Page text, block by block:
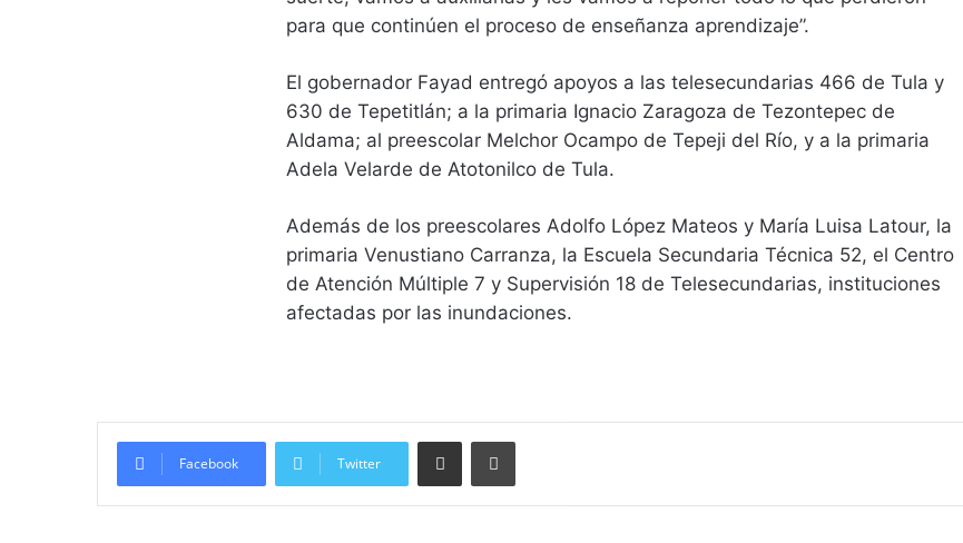
para que continúen el proceso de enseñanza aprendizaje”.
El gobernador Fayad entregó apoyos a las telesecundarias 466 de Tula y
630 de Tepetitlán; a la primaria Ignacio Zaragoza de Tezontepec de
Aldama; al preescolar Melchor Ocampo de Tepeji del Río, y a la primaria
Adela Velarde de Atotonilco de Tula.
Además de los preescolares Adolfo López Mateos y María Luisa Latour, la
primaria Venustiano Carranza, la Escuela Secundaria Técnica 52, el Centro
de Atención Múltiple 7 y Supervisión 18 de Telesecundarias, instituciones
afectadas por las inundaciones.
Facebook Twitter
Compartir vía email Imprimir